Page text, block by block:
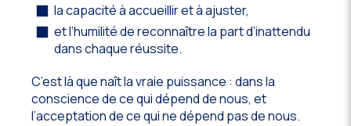
la capacité à accueillir et à ajuster,
et l’humilité de reconnaître la part d’inattendu
dans chaque réussite.
C’est là que naît la vraie puissance : dans la
conscience de ce qui dépend de nous, et
l’acceptation de ce qui ne dépend pas de nous.